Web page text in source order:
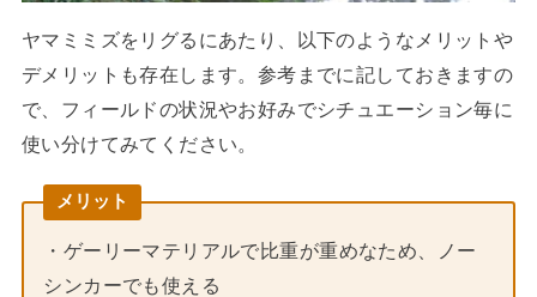
ヤマミミズをリグるにあたり、以下のようなメリットや
デメリットも存在します。参考までに記しておきますの
で、フィールドの状況やお好みでシチュエーション毎に
使い分けてみてください。
メリット
・ゲーリーマテリアルで比重が重めなため、ノー
シンカーでも使える